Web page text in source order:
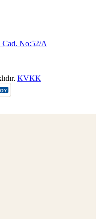
Cad. No:52/A
KVKK